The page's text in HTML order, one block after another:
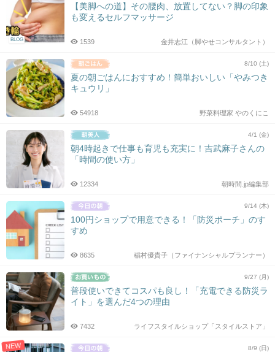
BLOG
【美脚への道】その腰肉、放置してない？脚の印象
も変えるセルフマッサージ
金井志江（脚やせコンサルタント）
1539
8/10 (土)
夏の朝ごはんにおすすめ！簡単おいしい「やみつき
キュウリ」
野菜料理家 やのくにこ
54918
4/1 (金)
朝4時起きで仕事も育児も充実に！吉武麻子さんの
「時間の使い方」
朝時間.jp編集部
12334
9/14 (木)
100円ショップで用意できる！「防災ポーチ」のす
すめ
稲村優貴子（ファイナンシャルプランナー）
8635
9/27 (月)
普段使いできてコスパも良し！「充電できる防災ラ
イト」を選んだ4つの理由
ライフスタイルショップ「スタイルストア」
7432
NEW 8/9 (日)